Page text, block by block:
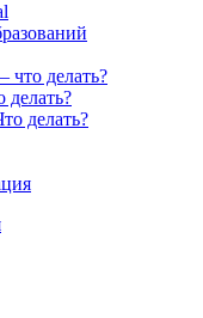
что делать?
делать?